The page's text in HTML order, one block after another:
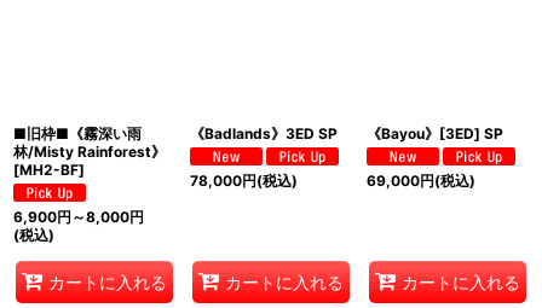
■旧枠■《霧深い雨
林/Misty Rainforest》
[MH2-BF]
6,900円 ～8,000円
(税込)
カートに入れる
《Badlands》3ED SP
78,000円(税込)
カートに入れる
《Bayou》[3ED] SP
69,000円(税込)
カートに入れる